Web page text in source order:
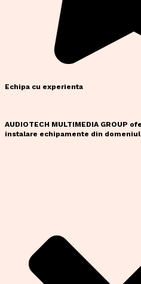
Echipa cu experienta
AUDIOTECH MULTIMEDIA GROUP
instalare echipamente din